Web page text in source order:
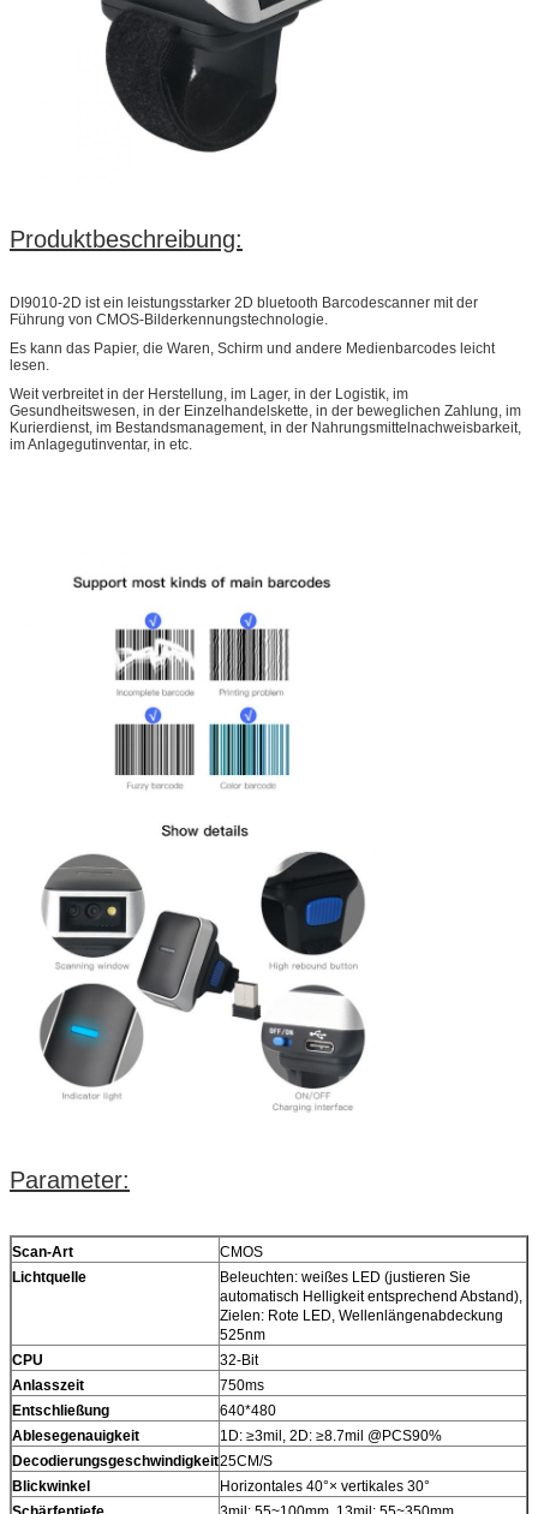
Produktbeschreibung:
DI9010-2D ist ein leistungsstarker 2D bluetooth Barcodescanner mit der
Führung von CMOS-Bilderkennungstechnologie.
Es kann das Papier, die Waren, Schirm und andere Medienbarcodes leicht
lesen.
Weit verbreitet in der Herstellung, im Lager, in der Logistik, im
Gesundheitswesen, in der Einzelhandelskette, in der beweglichen Zahlung, im
Kurierdienst, im Bestandsmanagement, in der Nahrungsmittelnachweisbarkeit,
im Anlagegutinventar, in etc.
Parameter:
Scan-Art
CMOS
Lichtquelle
Beleuchten: weißes LED (justieren Sie
automatisch Helligkeit entsprechend Abstand),
Zielen: Rote LED, Wellenlängenabdeckung
525nm
CPU
32-Bit
Anlasszeit
750ms
Entschließung
640*480
Ablesegenauigkeit
1D: ≥3mil, 2D: ≥8.7mil @PCS90%
Decodierungsgeschwindigkeit25CM/S
Blickwinkel
Horizontales 40°× vertikales 30°